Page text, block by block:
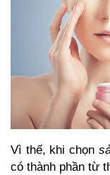
Vì thế, khi chọn
có thành phần từ